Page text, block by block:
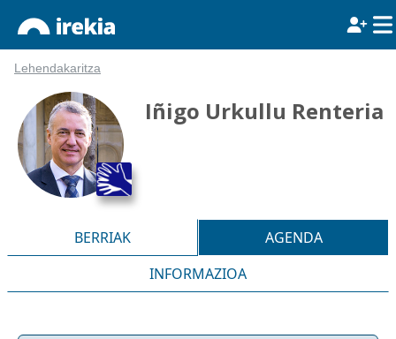
Lehendakaritza
Iñigo Urkullu Renteria
BERRIAK
AGENDA
INFORMAZIOA